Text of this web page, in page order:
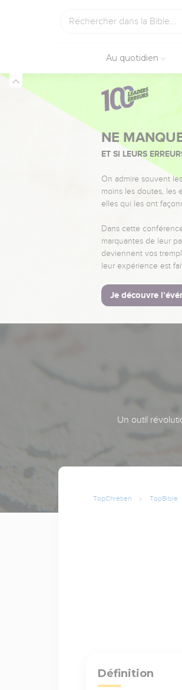
Au quotidien
NE
ET SI LEURS
On admire souvent
moins les doutes, les
elles qui les ont
Dans cette
marquantes de leur
deviennent vos
leur expérience est
Je découvre
Un outil
TopChrétien TopBible
Définition